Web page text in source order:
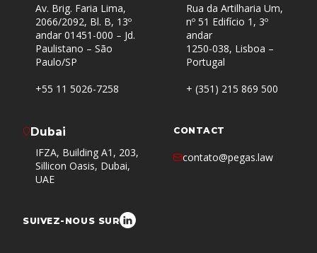
Av. Brig. Faria Lima,
2066/2092, Bl. B, 13º
andar 01451-000 – Jd.
Paulistano – São
Paulo/SP
+55 11 5026-7258
Rua da Artilharia Um,
nº 51 Edifício 1, 3º
andar
1250-038, Lisboa –
Portugal
+ (351) 215 869 500
Dubai
IFZA, Building A1, 203,
Sillicon Oasis, Dubai,
UAE
CONTACT
contato@pegas.law
SUIVEZ-NOUS SUR